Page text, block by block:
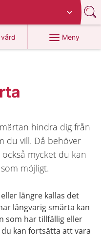
Meny
hindra dig från
du vill. Då behöver
mycket du kan
möjligt.
längre kallas det
långvarig smärta kan
som har tillfällig eller
kan fortsätta att vara